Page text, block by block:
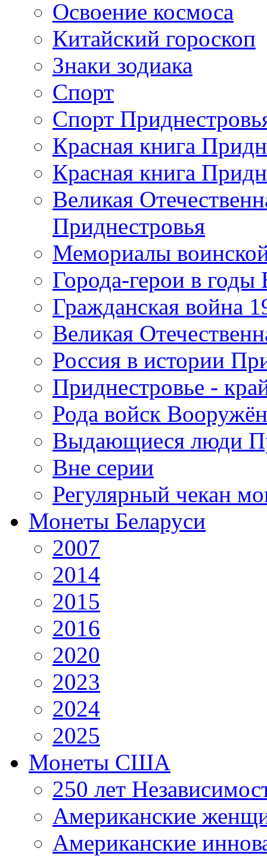
Освоение космоса
Китайский гороскоп
Знаки зодиака
Спорт
Спорт
Красная книга
Красная книга
Великая
Приднестровья
Мемориалы
Города-герои в
Гражданская война
Великая
Россия в истории
Приднестровье -
Рода войск
Выдающиеся люди
Вне серии
Регулярный чекан
Монеты Беларуси
2007
2014
2015
2016
2020
2023
2024
2025
Монеты США
250 лет
Американские
Американские